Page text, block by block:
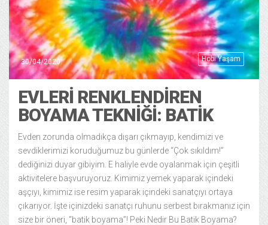
Hobi Yaşam
30/04/2020
EVLERİ RENKLENDİREN
BOYAMA TEKNİĞİ: BATİK
Evden zorunda olmadıkça dışarı çıkmayıp, kendimizi ve
sevdiklerimizi koruduğumuz bu günlerde “Çok sıkıldım!”
dediğinizi duyar gibiyim. E haliyle evde oyalanmak için çeşitli
aktivitelere başvuruyoruz. Kimimiz yemek yaparak içindeki
aşçıyı, kimimiz ise resim yaparak içindeki sanatçıyı ortaya
çıkarıyor. İşte içinizdeki sanatçı ruhunu serbest bırakmanız için
size bir öneri, “batik boyama”! Peki Nedir Bu Batik Boyama?